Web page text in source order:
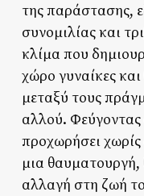
της παράστασης,
συνομιλίας και
κλίμα που
χώρο γυναίκες
μεταξύ τους
αλλού.
προχωρήσει χωρίς
μια θαυματουργή,
αλλαγή στη ζωή